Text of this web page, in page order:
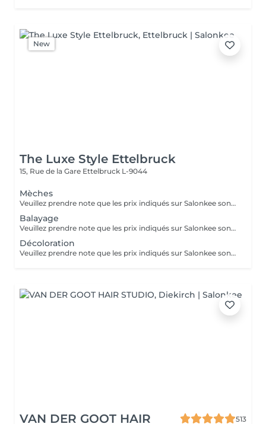
New
The Luxe Style Ettelbruck
15, Rue de la Gare Ettelbruck L-9044
Mèches
Veuillez prendre note que les prix indiqués sur Salonkee sont communiqués à titre informatif et s'entendent de base. Ces derniers sont susceptibles de varier selon le diagnostic réalisé à votre arrivée au salon et l'expertise du professionnel à qui vous confiez votre beauté. Dans tous les cas, un devis précis vous sera proposé et toutes réalisations de prestations seront effectuées avec votre accord. Un grand merci d'avance pour votre compréhension. Au plaisir de vous recevoir très vite.
Balayage
Veuillez prendre note que les prix indiqués sur Salonkee sont communiqués à titre informatif et s'entendent de base. Ces derniers sont susceptibles de varier selon le diagnostic réalisé à votre arrivée au salon et l'expertise du professionnel à qui vous confiez votre beauté. Dans tous les cas, un devis précis vous sera proposé et toutes réalisations de prestations seront effectuées avec votre accord. Un grand merci d'avance pour votre compréhension. Au plaisir de vous recevoir très vite.
Décoloration
Veuillez prendre note que les prix indiqués sur Salonkee sont communiqués à titre informatif et s'entendent de base. Ces derniers sont susceptibles de varier selon le diagnostic réalisé à votre arrivée au salon et l'expertise du professionnel à qui vous confiez votre beauté. Dans tous les cas, un devis précis vous sera proposé et toutes réalisations de prestations seront effectuées avec votre accord. Un grand merci d'avance pour votre compréhension. Au plaisir de vous recevoir très vite.
VAN DER GOOT HAIR
513